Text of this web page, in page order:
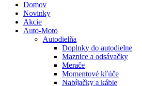
Domov
Novinky
Akcie
Auto-Moto
Autodielňa
Doplnky do autodielne
Maznice a odsávačky
Merače
Momentové kľúče
Nabíjačky a káble